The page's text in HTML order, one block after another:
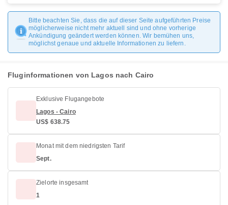
Bitte beachten Sie, dass die auf dieser Seite aufgeführten Preise
möglicherweise nicht mehr aktuell sind und ohne vorherige
Ankündigung geändert werden können. Wir bemühen uns,
möglichst genaue und aktuelle Informationen zu liefern.
Fluginformationen von Lagos nach Cairo
Exklusive Flugangebote
Lagos - Cairo
US$ 638.75
Monat mit dem niedrigsten Tarif
Sept.
Zielorte insgesamt
1